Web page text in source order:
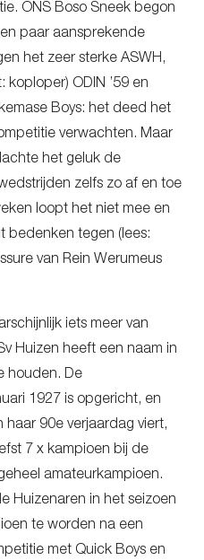
ONS Boso Sneek begon
paar aansprekende
het zeer sterke ASWH,
ODIN ’59 en
Boys: het deed het
verwachten. Maar
het geluk de
zelfs zo af en toe
loopt het niet mee en
bedenken tegen (lees:
van Rein Werumeus
iets meer van
Huizen heeft een naam in
houden. De
1927 is opgericht, en
90e verjaardag viert,
7 x kampioen bij de
amateurkampioen.
Huizenaren in het seizoen
te worden na een
met Quick Boys en